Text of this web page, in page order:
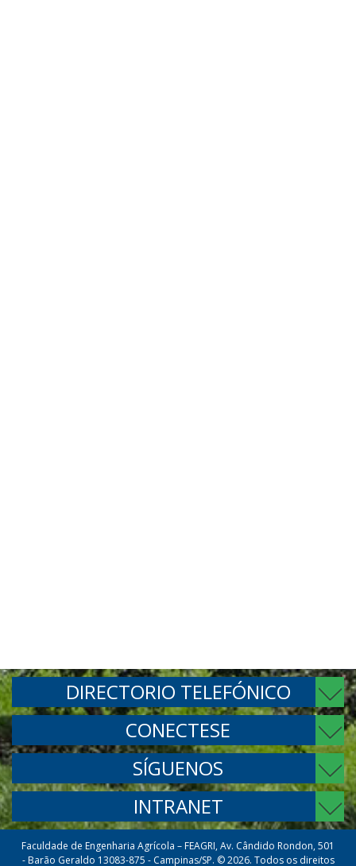
DIRECTORIO TELEFÓNICO
CONECTESE
SÍGUENOS
INTRANET
Faculdade de Engenharia Agrícola – FEAGRI, Av. Cândido Rondon, 501
- Barão Geraldo 13083-875 - Campinas/SP. © 2026. Todos os direitos